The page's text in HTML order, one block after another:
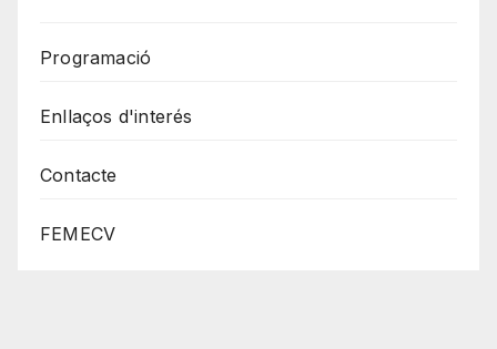
Programació
Enllaços d'interés
Contacte
FEMECV